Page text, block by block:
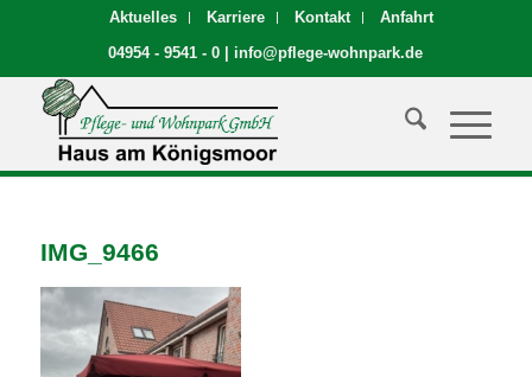
Aktuelles Karriere Kontakt
Anfahrt
04954 - 9541 - 0
info@pflege-wohnpark.de
IMG_9466